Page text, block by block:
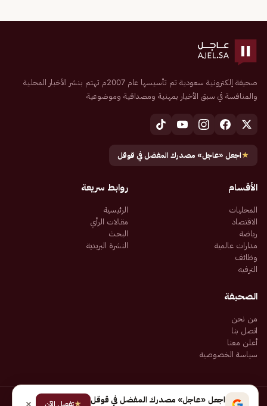
صحيفة إلكترونية سعودية تم تأسيسها عام 2007م تهتم بنشر الأخبار المحلية
والمنافسة في سبق الأخبار بمهنية ومصداقية وموضوعية
★اجعل «عاجل» مصدرك المفضل في قوقل
الأقسام
المحليات
الاقتصاد
رياضة
مدارات عالمية
وظائف
الترفيه
روابط سريعة
الرئيسية
مقالات الرأي
البحث
النشرة البريدية
الصحيفة
من نحن
اتصل بنا
أعلن معنا
سياسة الخصوصية
جميع الحقوق محفوظة لـ شركة إيجاز للنشر الإلكتروني المالكة لصحيفة عاجل
اجعل «عاجل» مصدرك المفضل في قوقل ★تفعيل الآن